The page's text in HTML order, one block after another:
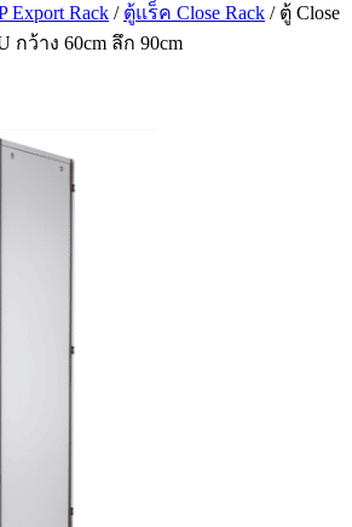
Export Rack / ตู้แร็ค Close Rack / ตู้ Close
กว้าง 60cm ลึก 90cm